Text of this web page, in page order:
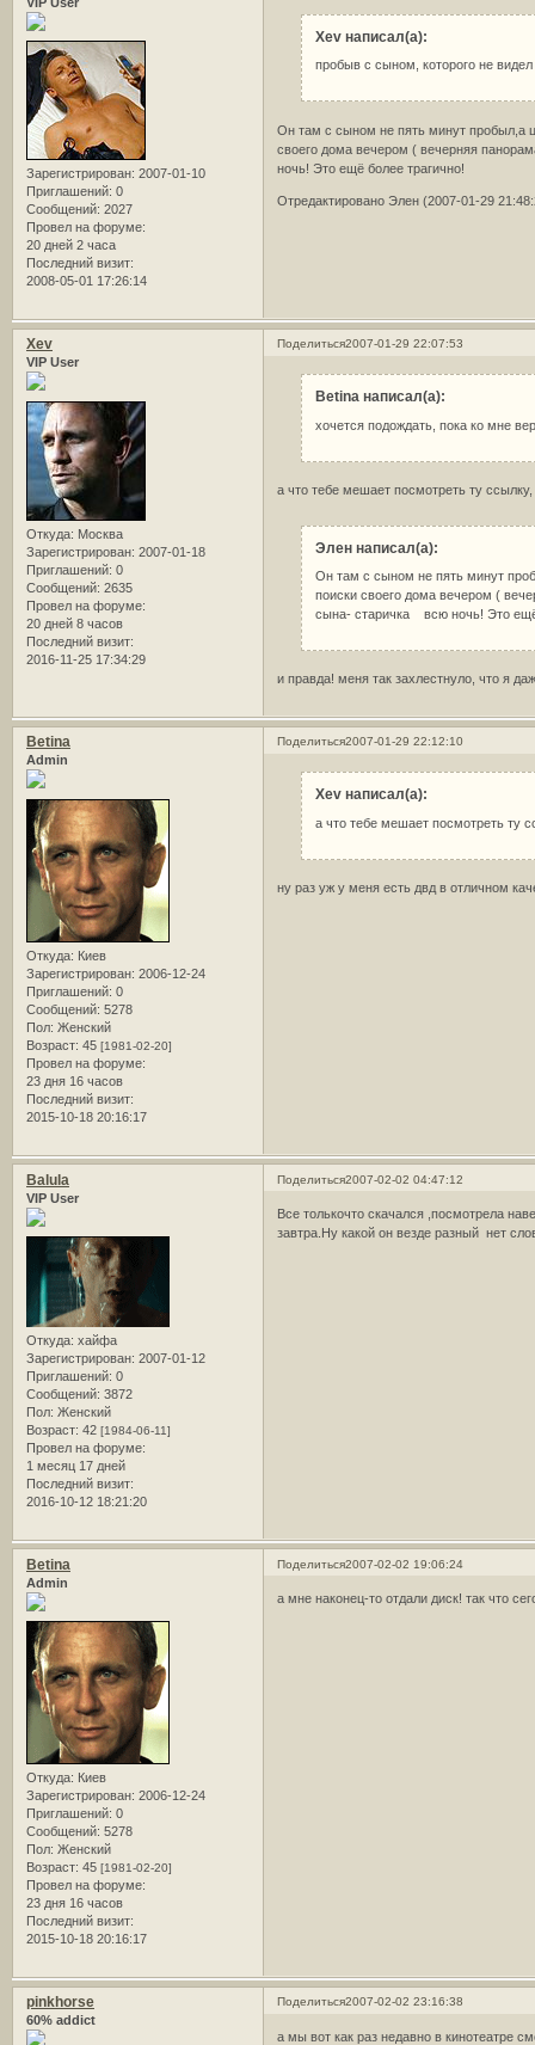
Зарегистрирован: 2007-01-10
Приглашений: 0
Сообщений: 2027
Провел на форуме:
20 дней 2 часа
Последний визит:
2008-05-01 17:26:14
Xev написал(а):
пробыв с сыном, которого не
Он там с сыном не пять минут пробыл,а
своего дома вечером ( вечерняя
ночь! Это ещё более трагично!
Отредактировано Элен (2007-01-29
Поделиться2007-01-29 22:07:53
Xev
VIP User
Откуда: Москва
Зарегистрирован: 2007-01-18
Приглашений: 0
Сообщений: 2635
Провел на форуме:
20 дней 8 часов
Последний визит:
2016-11-25 17:34:29
Betina написал(а):
хочется подождать, пока ко мне
а что тебе мешает посмотреть ту
Элен написал(а):
Он там с сыном не пять минут
поиски своего дома вечером (
сына- старичка всю ночь! Это ещё
и правда! меня так захлестнуло, что я
Поделиться2007-01-29 22:12:10
Betina
Admin
Откуда: Киев
Зарегистрирован: 2006-12-24
Приглашений: 0
Сообщений: 5278
Пол: Женский
Возраст: 45 [1981-02-20]
Провел на форуме:
23 дня 16 часов
Последний визит:
2015-10-18 20:16:17
Xev написал(а):
а что тебе мешает посмотреть ту
ну раз уж у меня есть двд в отличном
Поделиться2007-02-02 04:47:12
Balula
VIP User
Откуда: хайфа
Зарегистрирован: 2007-01-12
Приглашений: 0
Сообщений: 3872
Пол: Женский
Возраст: 42 [1984-06-11]
Провел на форуме:
1 месяц 17 дней
Последний визит:
2016-10-12 18:21:20
Все толькочто скачался ,посмотрела
завтра.Ну какой он везде разный нет
Поделиться2007-02-02 19:06:24
Betina
Admin
Откуда: Киев
Зарегистрирован: 2006-12-24
Приглашений: 0
Сообщений: 5278
Пол: Женский
Возраст: 45 [1981-02-20]
Провел на форуме:
23 дня 16 часов
Последний визит:
2015-10-18 20:16:17
а мне наконец-то отдали диск! так что
Поделиться2007-02-02 23:16:38
pinkhorse
60% addict
а мы вот как раз недавно в кинотеатре